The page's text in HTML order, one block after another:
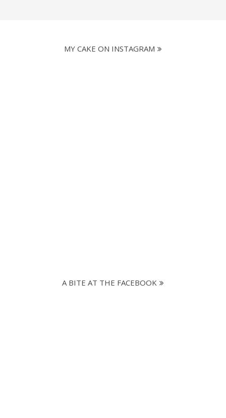
MY CAKE ON INSTAGRAM
A BITE AT THE FACEBOOK